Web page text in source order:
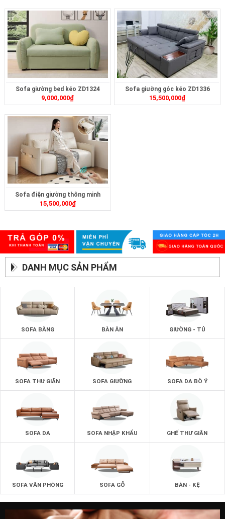
Sofa giường bed kéo ZD1324
9,000,000₫
Sofa giường góc kéo ZD1336
15,500,000₫
Sofa điện giường thông minh
ZD399
15,500,000₫
DANH MỤC SẢN PHẨM
SOFA BĂNG BÀN ĂN GIƯỜNG - TỦ
SOFA THƯ GIÃN SOFA GIƯỜNG SOFA DA BÒ Ý
SOFA DA SOFA NHẬP KHẨU GHẾ THƯ GIÃN
SOFA VĂN PHÒNG SOFA GỖ BÀN - KỆ